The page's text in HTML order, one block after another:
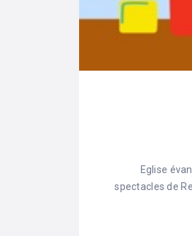
Eglise
spectacles de